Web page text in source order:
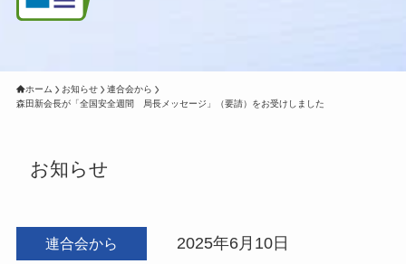
ホーム お知らせ
連合会から
森田新会長が「全国安全週間　局長メッセージ」（要請）をお受けしました
お知らせ
連合会から 2025年6月10日